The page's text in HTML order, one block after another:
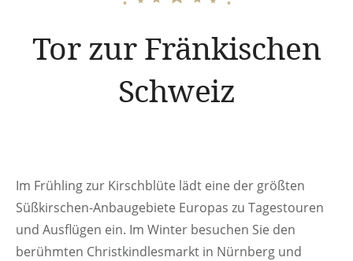
Tor zur Fränkischen
Schweiz
Im Frühling zur Kirschblüte lädt eine der größten
Süßkirschen-Anbaugebiete Europas zu Tagestouren
und Ausflügen ein. Im Winter besuchen Sie den
berühmten Christkindlesmarkt in Nürnberg und